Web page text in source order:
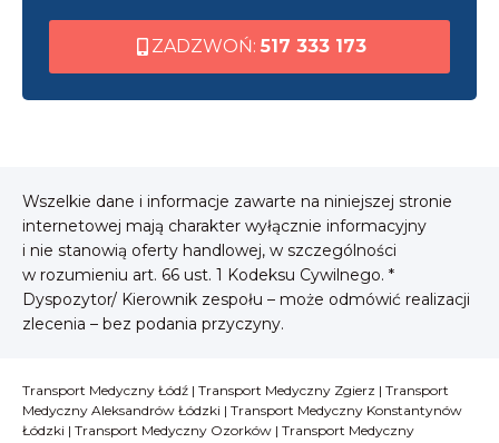
ZADZWOŃ: 517 333 173
Wszelkie dane i informacje zawarte na niniejszej stronie
internetowej mają charakter wyłącznie informacyjny
i nie stanowią oferty handlowej, w szczególności
w rozumieniu art. 66 ust. 1 Kodeksu Cywilnego. *
Dyspozytor/ Kierownik zespołu – może odmówić realizacji
zlecenia – bez podania przyczyny.
Transport Medyczny Łódź | Transport Medyczny Zgierz | Transport
Medyczny Aleksandrów Łódzki | Transport Medyczny Konstantynów
Łódzki | Transport Medyczny Ozorków | Transport Medyczny